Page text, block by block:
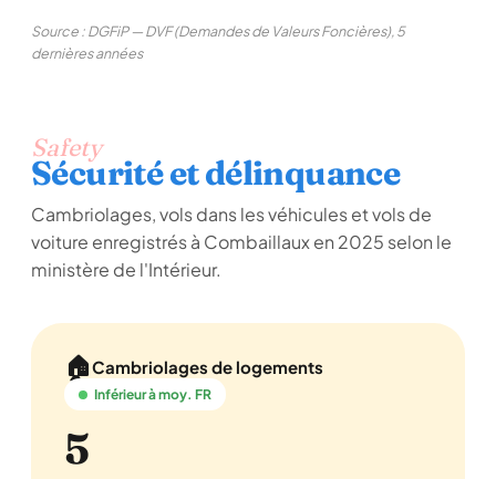
Source : DGFiP — DVF (Demandes de Valeurs Foncières), 5
dernières années
Safety
Sécurité et délinquance
Cambriolages, vols dans les véhicules et vols de
voiture enregistrés à Combaillaux en 2025 selon le
ministère de l'Intérieur.
🏠Cambriolages de logements
Inférieur à moy. FR
5